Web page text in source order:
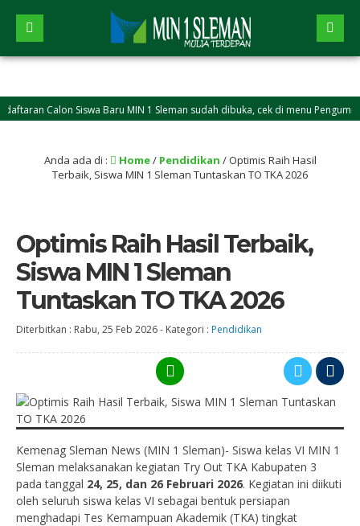
Calon Siswa Baru MIN 1 Sleman sudah dibuka, cek di menu Pengumuman
Anda ada di : Home/ Pendidikan /Optimis Raih Hasil
Terbaik, Siswa MIN 1 Sleman Tuntaskan TO TKA 2026
Optimis Raih Hasil Terbaik,
Siswa MIN 1 Sleman
Tuntaskan TO TKA 2026
Diterbitkan : Rabu, 25 Feb 2026- Kategori : Pendidikan
Kemenag Sleman News (MIN 1 Sleman)- Siswa kelas VI MIN 1
Sleman melaksanakan kegiatan Try Out TKA Kabupaten 3
pada tanggal 24, 25, dan 26 Februari 2026. Kegiatan ini diikuti
oleh seluruh siswa kelas VI sebagai bentuk persiapan
menghadapi Tes Kemampuan Akademik (TKA) tingkat